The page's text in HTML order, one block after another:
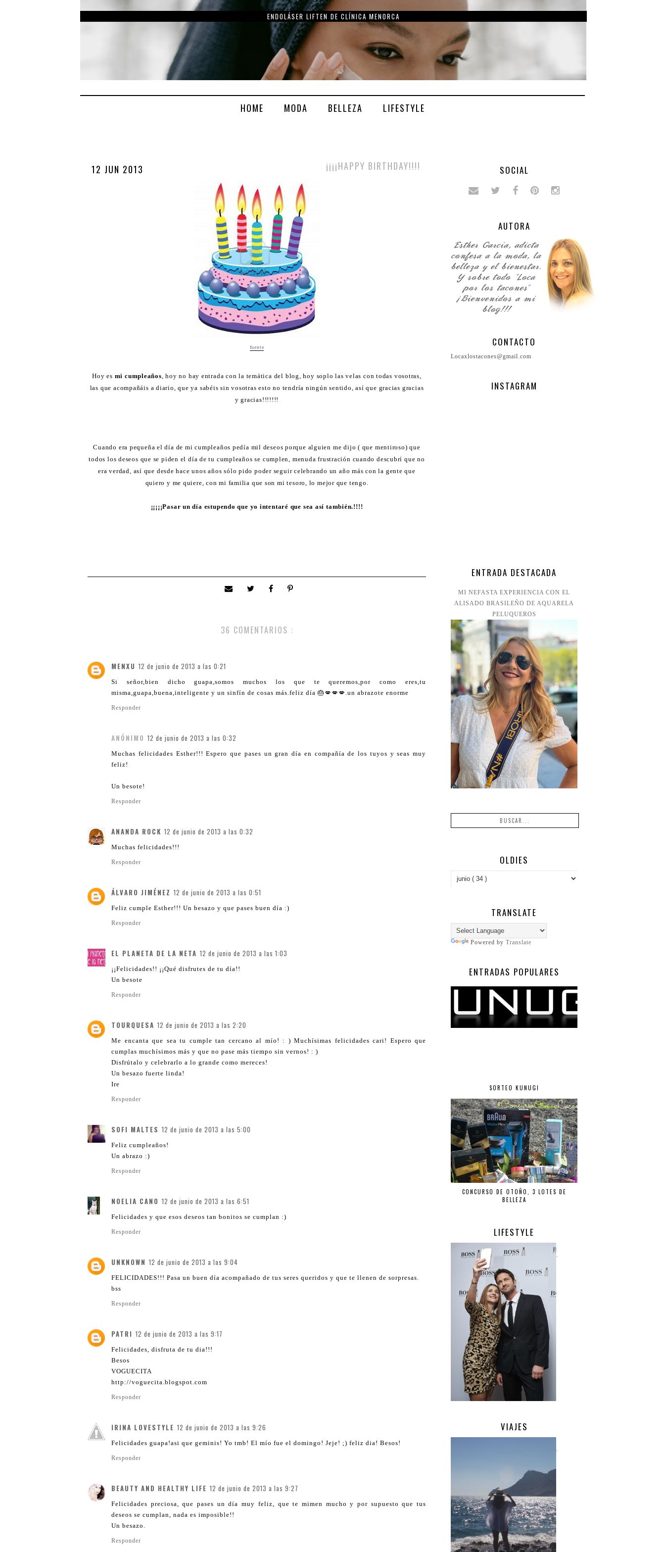
ENDOLÁSER LIFTEN DE CLÍNICA MENORCA
HOME MODA BELLEZA LIFESTYLE
12 JUN 2013 ¡¡¡¡HAPPY BIRTHDAY!!!!
fuente
Hoy es mi cumpleaños, hoy no hay entrada con la temática del blog, hoy soplo las velas con todas vosotras,
las que acompañáis a diario, que ya sabéis sin vosotras esto no tendría ningún sentido, así que gracias gracias
y gracias!!!!!!!
Cuando era pequeña el día de mi cumpleaños pedía mil deseos porque alguien me dijo ( que mentiroso) que
todos los deseos que se piden el día de tu cumpleaños se cumplen, menuda frustración cuando descubrí que no
era verdad, así que desde hace unos años sólo pido poder seguir celebrando un año más con la gente que
quiero y me quiere, con mi familia que son mi tesoro, lo mejor que tengo.
¡¡¡¡¡Pasar un día estupendo que yo intentaré que sea así también.!!!!
36 COMENTARIOS :
MENXU 12 de junio de 2013 a las 0:21
Si señor,bien dicho guapa,somos muchos los que te queremos,por como eres,tu
misma,guapa,buena,inteligente y un sinfín de cosas más.feliz día 🎂💋💋💋.un abrazote enorme
Responder
ANÓNIMO 12 de junio de 2013 a las 0:32
Muchas felicidades Esther!!! Espero que pases un gran día en compañía de los tuyos y seas muy
feliz!
Un besote!
Responder
ANANDA ROCK 12 de junio de 2013 a las 0:32
Muchas felicidades!!!
Responder
ÁLVARO JIMÉNEZ 12 de junio de 2013 a las 0:51
Feliz cumple Esther!!! Un besazo y que pases buen día :)
Responder
EL PLANETA DE LA NETA 12 de junio de 2013 a las 1:03
¡¡Felicidades!! ¡¡Qué disfrutes de tu día!!
Un besote
Responder
TOURQUESA 12 de junio de 2013 a las 2:20
Me encanta que sea tu cumple tan cercano al mío! : ) Muchísimas felicidades cari! Espero que
cumplas muchísimos más y que no pase más tiempo sin vernos! : )
Disfrútalo y celebrarlo a lo grande como mereces!
Un besazo fuerte linda!
Ire
Responder
SOFI MALTES 12 de junio de 2013 a las 5:00
Feliz cumpleaños!
Un abrazo :)
Responder
NOELIA CANO 12 de junio de 2013 a las 6:51
Felicidades y que esos deseos tan bonitos se cumplan :)
Responder
UNKNOWN 12 de junio de 2013 a las 9:04
FELICIDADES!!! Pasa un buen día acompañado de tus seres queridos y que te llenen de sorpresas.
bss
Responder
PATRI 12 de junio de 2013 a las 9:17
Felicidades, disfruta de tu dia!!!
Besos
VOGUECITA
http://voguecita.blogspot.com
Responder
IRINA LOVESTYLE 12 de junio de 2013 a las 9:26
Felicidades guapa!asi que geminis! Yo tmb! El mío fue el domingo! Jeje! ;) feliz dia! Besos!
Responder
BEAUTY AND HEALTHY LIFE 12 de junio de 2013 a las 9:27
Felicidades preciosa, que pases un día muy feliz, que te mimen mucho y por supuesto que tus
deseos se cumplan, nada es imposible!!
Un besazo.
Responder
SOCIAL
AUTORA
CONTACTO
Locaxlostacones@gmail.com
INSTAGRAM
ENTRADA DESTACADA
MI NEFASTA EXPERIENCIA CON EL
ALISADO BRASILEÑO DE AQUARELA
PELUQUEROS
OLDIES
TRANSLATE
Powered by Translate
ENTRADAS POPULARES
SORTEO KUNUGI
CONCURSO DE OTOÑO, 3 LOTES DE
BELLEZA
LIFESTYLE
.
VIAJES
.